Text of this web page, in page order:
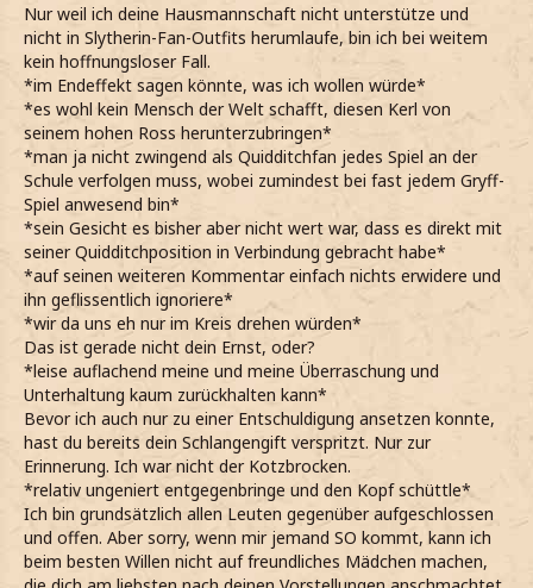
Nur weil ich deine Hausmannschaft nicht unterstütze und
nicht in Slytherin-Fan-Outfits herumlaufe, bin ich bei weitem
kein hoffnungsloser Fall.
*im Endeffekt sagen könnte, was ich wollen würde*
*es wohl kein Mensch der Welt schafft, diesen Kerl von
seinem hohen Ross herunterzubringen*
*man ja nicht zwingend als Quidditchfan jedes Spiel an der
Schule verfolgen muss, wobei zumindest bei fast jedem Gryff-
Spiel anwesend bin*
*sein Gesicht es bisher aber nicht wert war, dass es direkt mit
seiner Quidditchposition in Verbindung gebracht habe*
*auf seinen weiteren Kommentar einfach nichts erwidere und
ihn geflissentlich ignoriere*
*wir da uns eh nur im Kreis drehen würden*
Das ist gerade nicht dein Ernst, oder?
*leise auflachend meine und meine Überraschung und
Unterhaltung kaum zurückhalten kann*
Bevor ich auch nur zu einer Entschuldigung ansetzen konnte,
hast du bereits dein Schlangengift verspritzt. Nur zur
Erinnerung. Ich war nicht der Kotzbrocken.
*relativ ungeniert entgegenbringe und den Kopf schüttle*
Ich bin grundsätzlich allen Leuten gegenüber aufgeschlossen
und offen. Aber sorry, wenn mir jemand SO kommt, kann ich
beim besten Willen nicht auf freundliches Mädchen machen,